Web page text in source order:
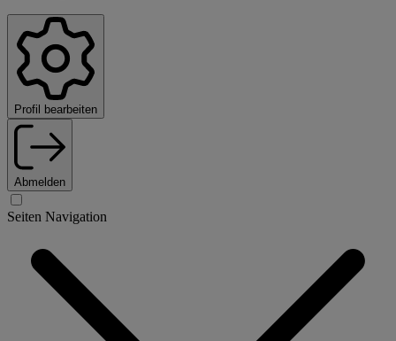
Profil bearbeiten
Abmelden
Seiten Navigation